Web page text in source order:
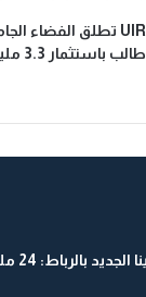
طالب باستثمار 3.3 مليار درهم